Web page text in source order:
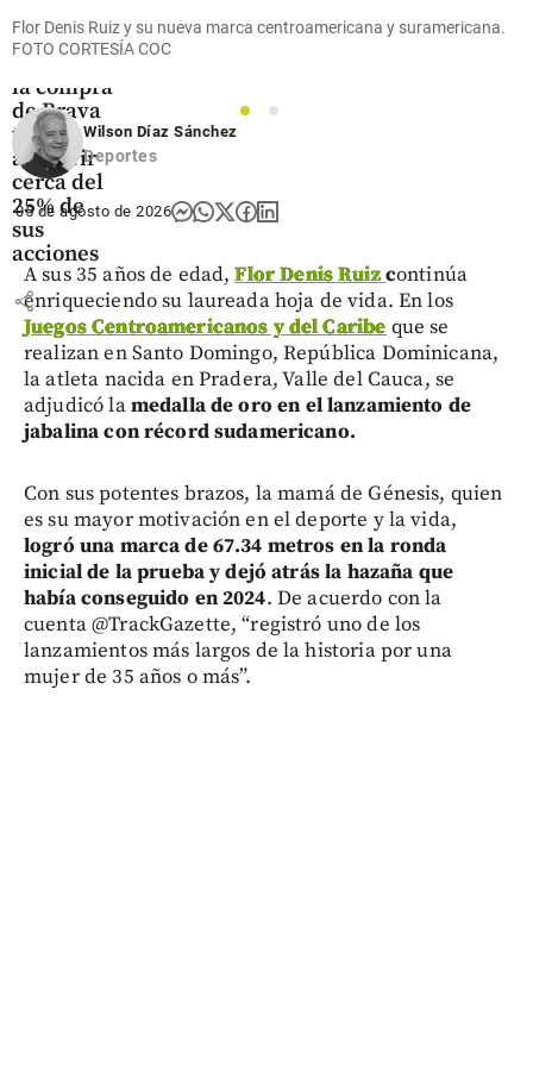
Ecopetrol
avanza en
la compra
de Brava
tras
adquirir
cerca del
25% de
sus
acciones
share
Flor Denis Ruiz y su nueva marca centroamericana y suramericana.
FOTO CORTESÍA COC
1
2
Wilson Díaz Sánchez
Deportes
05 de agosto de 2026
A sus 35 años de edad,Flor Denis Ruizcontinúa
enriqueciendo su laureada hoja de vida. En los
Juegos Centroamericanos y del Caribe que se
realizan en Santo Domingo, República Dominicana,
la atleta nacida en Pradera, Valle del Cauca, se
adjudicó lamedalla de oro en el lanzamiento de
jabalina con récord sudamericano.
Con sus potentes brazos, la mamá de Génesis, quien
es su mayor motivación en el deporte y la vida,
logró una marca de 67.34 metros en la ronda
inicial de la prueba y dejó atrás la hazaña que
había conseguido en 2024. De acuerdo con la
cuenta @TrackGazette, “registró uno de los
lanzamientos más largos de la historia por una
mujer de 35 años o más”.